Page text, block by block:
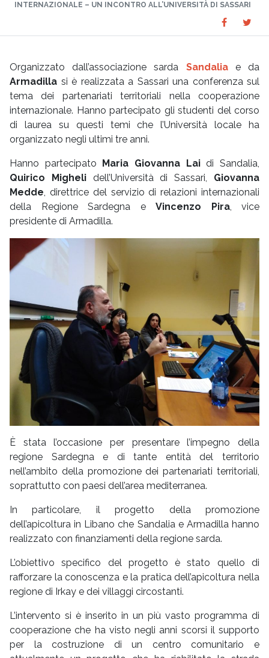
INTERNAZIONALE – UN INCONTRO ALL’UNIVERSITÀ DI SASSARI
Share
on
on
Organizzato dall’associazione sarda Sandaliae da
Armadilla si è realizzata a Sassari una conferenza sul
tema dei partenariati territoriali nella cooperazione
internazionale. Hanno partecipato gli studenti del corso
di laurea su questi temi che l’Università locale ha
organizzato negli ultimi tre anni.
Hanno partecipato Maria Giovanna Laidi Sandalia,
Quirico Mighelidell’Università di Sassari, Giovanna
Medde, direttrice del servizio di relazioni internazionali
della Regione Sardegna e Vincenzo Pira, vice
presidente di Armadilla.
È stata l’occasione per presentare l’impegno della
regione Sardegna e di tante entità del territorio
nell’ambito della promozione dei partenariati territoriali,
soprattutto con paesi dell’area mediterranea.
In particolare, il progetto della promozione
dell’apicoltura in Libano che Sandalia e Armadilla hanno
realizzato con finanziamenti della regione sarda.
L’obiettivo specifico del progetto è stato quello di
rafforzare la conoscenza e la pratica dell’apicoltura nella
regione di Irkay e dei villaggi circostanti.
L’intervento si è inserito in un più vasto programma di
cooperazione che ha visto negli anni scorsi il supporto
per la costruzione di un centro comunitario e